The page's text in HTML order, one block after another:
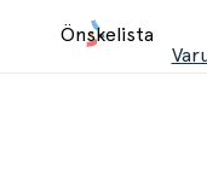
Önskelista